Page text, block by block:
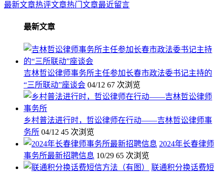
最新文章热评文章热门文章最近留言
最新文章
吉林哲讼律师事务所主任参加长春市政法委书记主持的
“三所联动”座谈会 04/12 67 次浏览
乡村普法进行时，哲讼律师在行动——吉林哲讼律师事
务所 04/12 45 次浏览
2024年长春律师
事务所最新招聘信息 10/29 65 次浏览
联通积分换话费短